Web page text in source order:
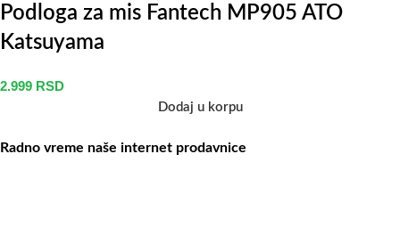
Podloga za mis Fantech MP905 ATO
Katsuyama
2.999 RSD
Dodaj u korpu
Radno vreme naše internet prodavnice